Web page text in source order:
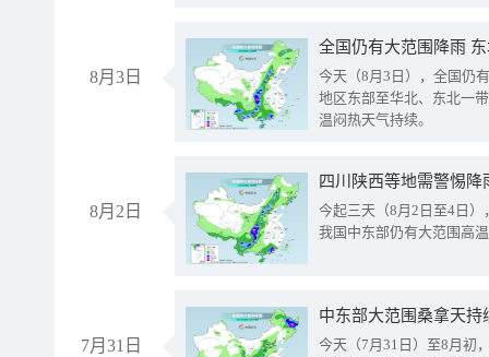
8月3日
全国仍有大范围降雨
今天（8月3日），全国仍
地区东部至华北、东北一
温闷热天气持续。
8月2日
今起三天（8月2日至4日
我国中东部仍有大范围高
7月31日
中东部大范围桑拿天
今天（7月31日）至8月初